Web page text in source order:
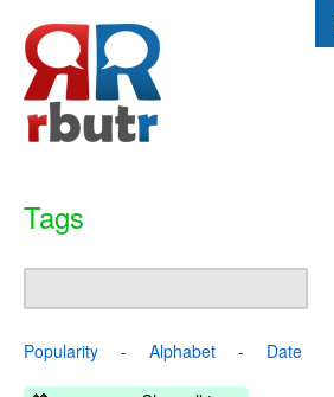
Tags
Popularity - Alphabet - Date